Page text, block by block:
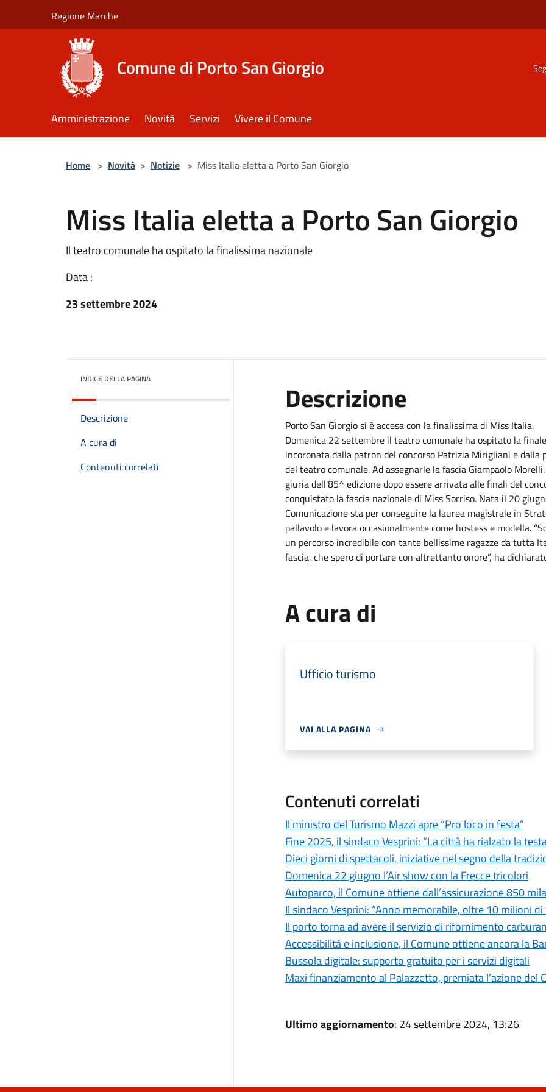
Regione Marche
Comune di Porto San Giorgio
Amministrazione Novità Servizi Vivere il Comune
Home > Novità > Notizie > Miss Italia eletta a Porto San Giorgio
Miss Italia eletta a Porto San Giorgio
Il teatro comunale ha ospitato la finalissima nazionale
Data :
23 settembre 2024
INDICE DELLA PAGINA
Descrizione
A cura di
Contenuti correlati
Descrizione
Porto San Giorgio si è accesa con la finalissima di Miss Italia.
Domenica 22 settembre il teatro comunale ha ospitato la
incoronata dalla patron del concorso Patrizia Mirigliani e
del teatro comunale. Ad assegnarle la fascia Giampaolo
giuria dell'85^ edizione dopo essere arrivata alle finali del
conquistato la fascia nazionale di Miss Sorriso. Nata il 20
Comunicazione sta per conseguire la laurea magistrale in
pallavolo e lavora occasionalmente come hostess e modella.
un percorso incredibile con tante bellissime ragazze da tutta
fascia, che spero di portare con altrettanto onore”, ha
A cura di
Ufficio turismo
VAI ALLA PAGINA
Contenuti correlati
Il ministro del Turismo Mazzi apre “Pro loco in festa”
Fine 2025, il sindaco Vesprini: “La città ha rialzato la
Dieci giorni di spettacoli, iniziative nel segno della
Domenica 22 giugno l’Air show con la Frecce tricolori
Autoparco, il Comune ottiene dall’assicurazione 850
Il sindaco Vesprini: “Anno memorabile, oltre 10 milioni
Il porto torna ad avere il servizio di rifornimento
Accessibilità e inclusione, il Comune ottiene ancora la
Bussola digitale: supporto gratuito per i servizi digitali
Maxi finanziamento al Palazzetto, premiata l’azione del
Ultimo aggiornamento: 24 settembre 2024, 13:26